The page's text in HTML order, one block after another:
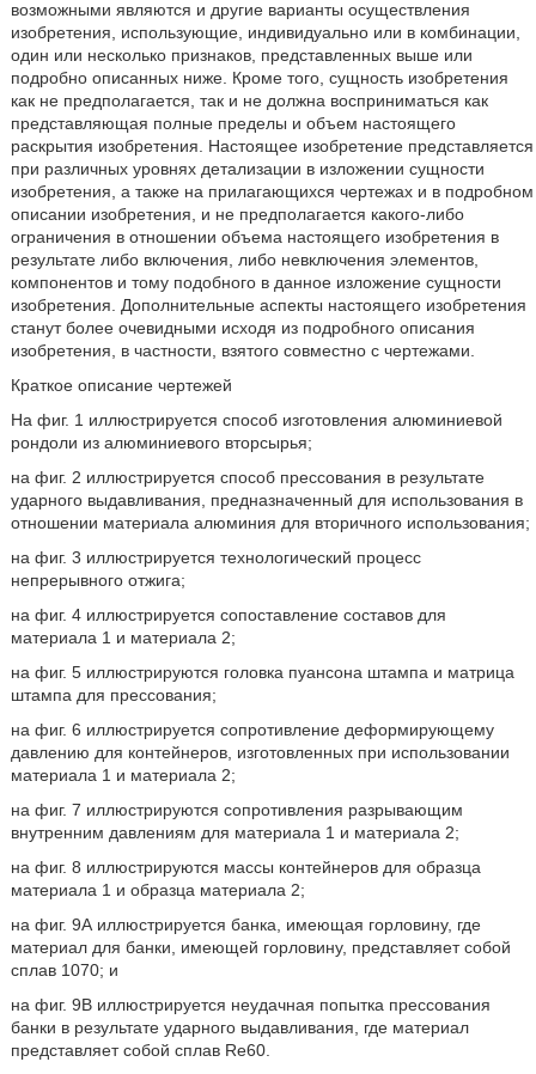
возможными являются и другие варианты осуществления
изобретения, использующие, индивидуально или в комбинации,
один или несколько признаков, представленных выше или
подробно описанных ниже. Кроме того, сущность изобретения
как не предполагается, так и не должна восприниматься как
представляющая полные пределы и объем настоящего
раскрытия изобретения. Настоящее изобретение представляется
при различных уровнях детализации в изложении сущности
изобретения, а также на прилагающихся чертежах и в подробном
описании изобретения, и не предполагается какого-либо
ограничения в отношении объема настоящего изобретения в
результате либо включения, либо невключения элементов,
компонентов и тому подобного в данное изложение сущности
изобретения. Дополнительные аспекты настоящего изобретения
станут более очевидными исходя из подробного описания
изобретения, в частности, взятого совместно с чертежами.
Краткое описание чертежей
На фиг. 1 иллюстрируется способ изготовления алюминиевой
рондоли из алюминиевого вторсырья;
на фиг. 2 иллюстрируется способ прессования в результате
ударного выдавливания, предназначенный для использования в
отношении материала алюминия для вторичного использования;
на фиг. 3 иллюстрируется технологический процесс
непрерывного отжига;
на фиг. 4 иллюстрируется сопоставление составов для
материала 1 и материала 2;
на фиг. 5 иллюстрируются головка пуансона штампа и матрица
штампа для прессования;
на фиг. 6 иллюстрируется сопротивление деформирующему
давлению для контейнеров, изготовленных при использовании
материала 1 и материала 2;
на фиг. 7 иллюстрируются сопротивления разрывающим
внутренним давлениям для материала 1 и материала 2;
на фиг. 8 иллюстрируются массы контейнеров для образца
материала 1 и образца материала 2;
на фиг. 9А иллюстрируется банка, имеющая горловину, где
материал для банки, имеющей горловину, представляет собой
сплав 1070; и
на фиг. 9В иллюстрируется неудачная попытка прессования
банки в результате ударного выдавливания, где материал
представляет собой сплав Re60.